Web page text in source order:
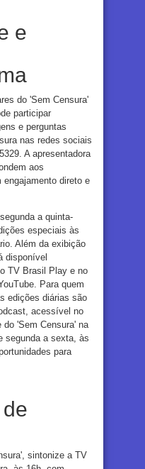
e
do 'Sem Censura'
participar
e perguntas
nas redes sociais
A apresentadora
aos
direto e
a quinta-
especiais às
Além da exibição
disponível
TV Brasil Play e no
Para quem
edições diárias são
acessível no
do 'Sem Censura' na
segunda a sexta, às
para
sintonize a TV